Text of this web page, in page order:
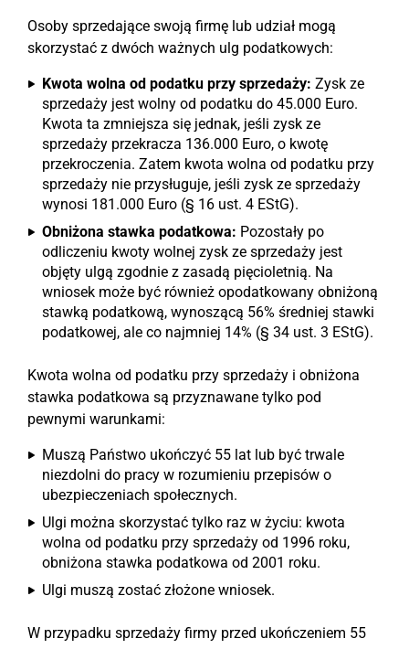
Osoby sprzedające swoją firmę lub udział mogą
skorzystać z dwóch ważnych ulg podatkowych:
Kwota wolna od podatku przy sprzedaży: Zysk ze
sprzedaży jest wolny od podatku do 45.000 Euro.
Kwota ta zmniejsza się jednak, jeśli zysk ze
sprzedaży przekracza 136.000 Euro, o kwotę
przekroczenia. Zatem kwota wolna od podatku przy
sprzedaży nie przysługuje, jeśli zysk ze sprzedaży
wynosi 181.000 Euro (§ 16 ust. 4 EStG).
Obniżona stawka podatkowa: Pozostały po
odliczeniu kwoty wolnej zysk ze sprzedaży jest
objęty ulgą zgodnie z zasadą pięcioletnią. Na
wniosek może być również opodatkowany obniżoną
stawką podatkową, wynoszącą 56% średniej stawki
podatkowej, ale co najmniej 14% (§ 34 ust. 3 EStG).
Kwota wolna od podatku przy sprzedaży i obniżona
stawka podatkowa są przyznawane tylko pod
pewnymi warunkami:
Muszą Państwo ukończyć 55 lat lub być trwale
niezdolni do pracy w rozumieniu przepisów o
ubezpieczeniach społecznych.
Ulgi można skorzystać tylko raz w życiu: kwota
wolna od podatku przy sprzedaży od 1996 roku,
obniżona stawka podatkowa od 2001 roku.
Ulgi muszą zostać złożone wniosek.
W przypadku sprzedaży firmy przed ukończeniem 55